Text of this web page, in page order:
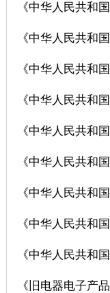
《中华人民共和国
《中华人民共和
《中华人民共和
《中华人民共和
《中华人民共和
《中华人民共和
《中华人民共和
《中华人民共和
《中华人民共和
《旧电器电子产